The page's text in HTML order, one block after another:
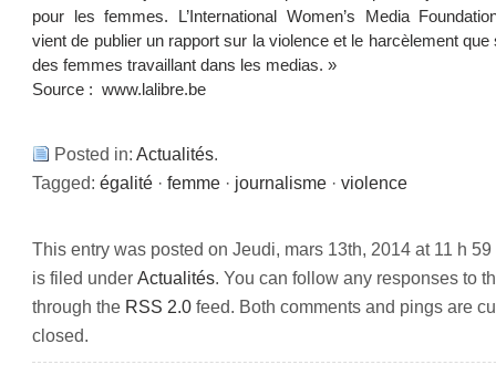
pour les femmes. L’International Women’s Media
vient de publier un rapport sur la violence et le harcèlement que
des femmes travaillant dans les medias. »
Source : www.lalibre.be
Posted in: Actualités.
Tagged: égalité · femme · journalisme · violence
This entry was posted on Jeudi, mars 13th, 2014 at 11 h
is filed under Actualités . You can follow any responses to
through the RSS 2.0 feed. Both comments and pings are
closed.